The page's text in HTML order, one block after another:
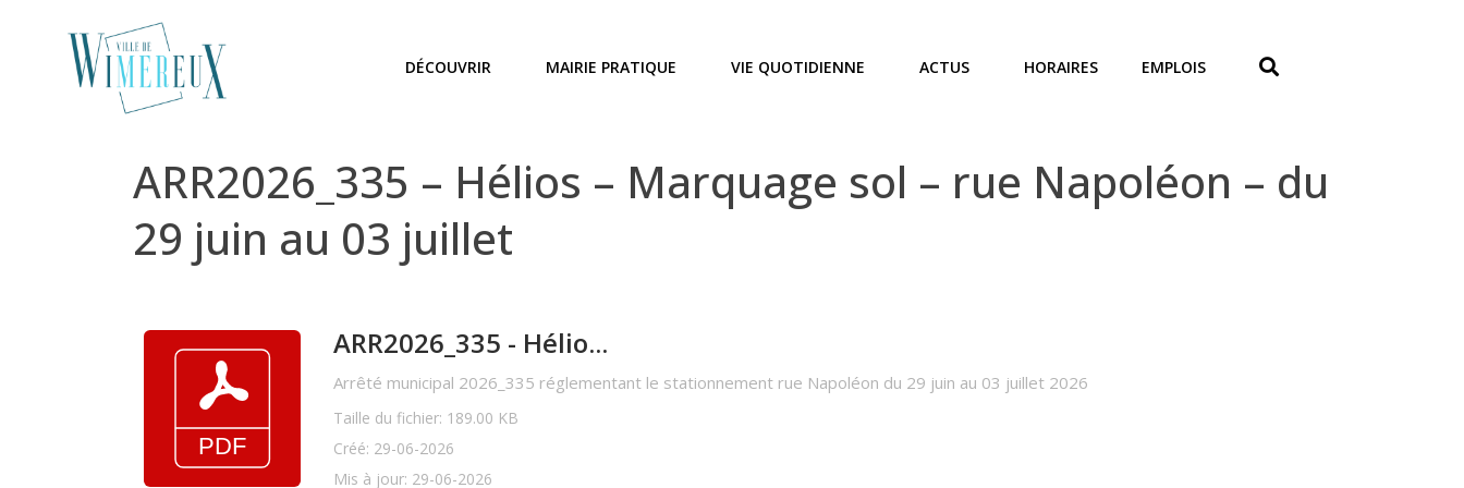
DÉCOUVRIR MAIRIE PRATIQUE VIE QUOTIDIENNE ACTUS HORAIRES EMPLOIS
ARR2026_335 – Hélios – Marquage sol – rue Napoléon – du
29 juin au 03 juillet
ARR2026_335 - Hélio...
Arrêté municipal 2026_335 réglementant le stationnement rue Napoléon du 29 juin au 03 juillet 2026
Taille du fichier: 189.00 KB
Créé: 29-06-2026
Mis à jour: 29-06-2026